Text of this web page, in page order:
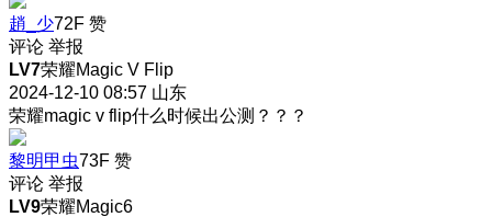
趙_少72F 赞
评论 举报
LV7荣耀Magic V Flip
2024-12-10 08:57 山东
荣耀magic v flip什么时候出公测？？？
黎明甲虫73F 赞
评论 举报
LV9荣耀Magic6